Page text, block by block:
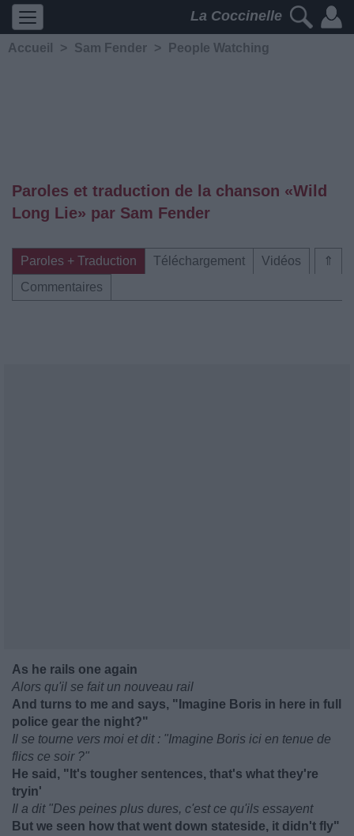
La Coccinelle
Accueil > Sam Fender > People Watching
Paroles et traduction de la chanson «Wild
Long Lie» par Sam Fender
⇑
Paroles + Traduction Téléchargement
Vidéos
Commentaires
As he rails one again
Alors qu'il se fait un nouveau rail
And turns to me and says, "Imagine Boris in here in full
police gear the night?"
Il se tourne vers moi et dit : "Imagine Boris ici en tenue de
flics ce soir ?"
He said, "It's tougher sentences, that's what they're
tryin'
Il a dit "Des peines plus dures, c'est ce qu'ils essayent
But we seen how that went down stateside, it didn't fly"